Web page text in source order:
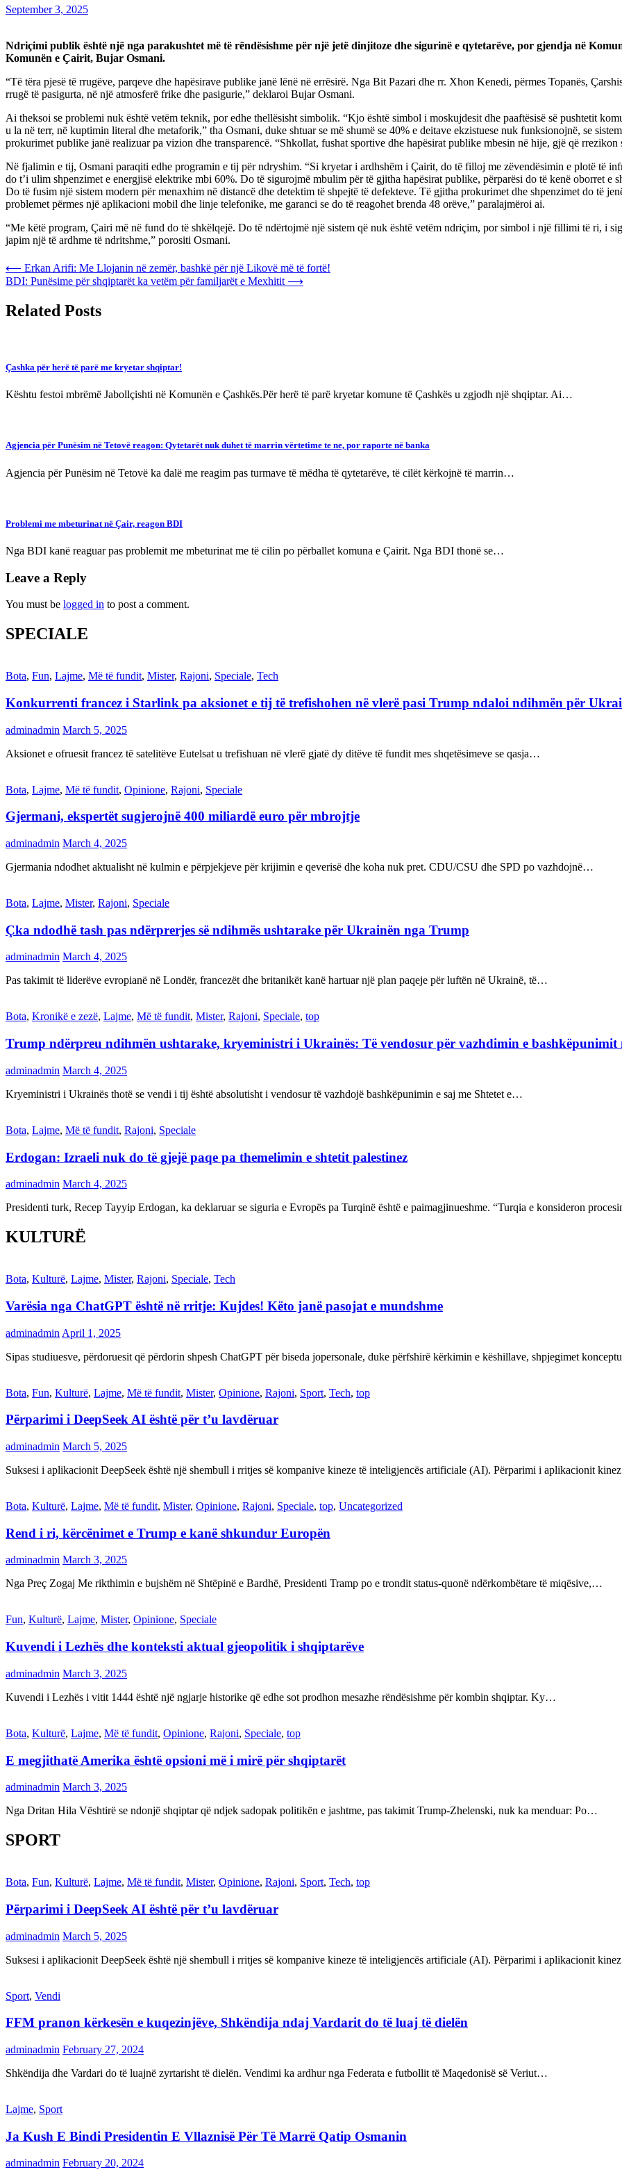
September 3, 2025
Ndriçimi publik është një nga parakushtet më të rëndësishme për një jetë dinjitoze dhe sigurinë e qytetarëve, por gjendja në
Komunën e Çairit, Bujar Osmani.
“Të tëra pjesë të rrugëve, parqeve dhe hapësirave publike janë lënë në errësirë. Nga Bit Pazari dhe rr. Xhon Kenedi, përmes Topanës,
rrugë të pasigurta, në një atmosferë frike dhe pasigurie,” deklaroi Bujar Osmani.
Ai theksoi se problemi nuk është vetëm teknik, por edhe thellësisht simbolik. “Kjo është simbol i moskujdesit dhe paaftësisë së pushtetit
u la në terr, në kuptimin literal dhe metaforik,” tha Osmani, duke shtuar se më shumë se 40% e deitave ekzistuese nuk funksionojnë, se
prokurimet publike janë realizuar pa vizion dhe transparencë. “Shkollat, fushat sportive dhe hapësirat publike mbesin në hije, gjë që
Në fjalimin e tij, Osmani paraqiti edhe programin e tij për ndryshim. “Si kryetar i ardhshëm i Çairit, do të filloj me zëvendësimin e plotë të
do t’i ulim shpenzimet e energjisë elektrike mbi 60%. Do të sigurojmë mbulim për të gjitha hapësirat publike, përparësi do të kenë oborret e
Do të fusim një sistem modern për menaxhim në distancë dhe detektim të shpejtë të defekteve. Të gjitha prokurimet dhe shpenzimet do të
problemet përmes një aplikacioni mobil dhe linje telefonike, me garanci se do të reagohet brenda 48 orëve,” paralajmëroi ai.
“Me këtë program, Çairi më në fund do të shkëlqejë. Do të ndërtojmë një sistem që nuk është vetëm ndriçim, por simbol i një fillimi të ri, i
japim një të ardhme të ndritshme,” porositi Osmani.
Post
navigation
⟵ Erkan Arifi: Me Llojanin në zemër, bashkë për një Likovë më të fortë!
BDI: Punësime për shqiptarët ka vetëm për familjarët e Mexhitit ⟶
Related Posts
Çashka për herë të parë me kryetar shqiptar!
Kështu festoi mbrëmë Jabollçishti në Komunën e Çashkës.Për herë të parë kryetar komune të Çashkës u zgjodh një shqiptar. Ai…
Agjencia për Punësim në Tetovë reagon: Qytetarët nuk duhet të marrin vërtetime te ne, por raporte në banka
Agjencia për Punësim në Tetovë ka dalë me reagim pas turmave të mëdha të qytetarëve, të cilët kërkojnë të marrin…
Problemi me mbeturinat në Çair, reagon BDI
Nga BDI kanë reaguar pas problemit me mbeturinat me të cilin po përballet komuna e Çairit. Nga BDI thonë se…
Leave a Reply
You must be logged in to post a comment.
SPECIALE
Bota, Fun, Lajme, Më të fundit, Mister, Rajoni, Speciale, Tech
Konkurrenti francez i Starlink pa aksionet e tij të trefishohen në vlerë pasi Trump ndaloi ndihmën për
adminadmin March 5, 2025
Aksionet e ofruesit francez të satelitëve Eutelsat u trefishuan në vlerë gjatë dy ditëve të fundit mes shqetësimeve se qasja…
Bota, Lajme, Më të fundit, Opinione, Rajoni, Speciale
Gjermani, ekspertët sugjerojnë 400 miliardë euro për mbrojtje
adminadmin March 4, 2025
Gjermania ndodhet aktualisht në kulmin e përpjekjeve për krijimin e qeverisë dhe koha nuk pret. CDU/CSU dhe SPD po vazhdojnë…
Bota, Lajme, Mister, Rajoni, Speciale
Çka ndodhë tash pas ndërprerjes së ndihmës ushtarake për Ukrainën nga Trump
adminadmin March 4, 2025
Pas takimit të liderëve evropianë në Londër, francezët dhe britanikët kanë hartuar një plan paqeje për luftën në Ukrainë, të…
Bota, Kronikë e zezë, Lajme, Më të fundit, Mister, Rajoni, Speciale, top
Trump ndërpreu ndihmën ushtarake, kryeministri i Ukrainës: Të vendosur për vazhdimin e bashkëpunimit
adminadmin March 4, 2025
Kryeministri i Ukrainës thotë se vendi i tij është absolutisht i vendosur të vazhdojë bashkëpunimin e saj me Shtetet e…
Bota, Lajme, Më të fundit, Rajoni, Speciale
Erdogan: Izraeli nuk do të gjejë paqe pa themelimin e shtetit palestinez
adminadmin March 4, 2025
Presidenti turk, Recep Tayyip Erdogan, ka deklaruar se siguria e Evropës pa Turqinë është e paimagjinueshme. “Turqia e konsideron
KULTURË
Bota, Kulturë, Lajme, Mister, Rajoni, Speciale, Tech
Varësia nga ChatGPT është në rritje: Kujdes! Këto janë pasojat e mundshme
adminadmin April 1, 2025
Sipas studiuesve, përdoruesit që përdorin shpesh ChatGPT për biseda jopersonale, duke përfshirë kërkimin e këshillave, shpjegimet
Bota, Fun, Kulturë, Lajme, Më të fundit, Mister, Opinione, Rajoni, Sport, Tech, top
Përparimi i DeepSeek AI është për t’u lavdëruar
adminadmin March 5, 2025
Suksesi i aplikacionit DeepSeek është një shembull i rritjes së kompanive kineze të inteligjencës artificiale (AI). Përparimi i aplikacionit
Bota, Kulturë, Lajme, Më të fundit, Mister, Opinione, Rajoni, Speciale, top, Uncategorized
Rend i ri, kërcënimet e Trump e kanë shkundur Europën
adminadmin March 3, 2025
Nga Preç Zogaj Me rikthimin e bujshëm në Shtëpinë e Bardhë, Presidenti Tramp po e trondit status-quonë ndërkombëtare të miqësive,…
Fun, Kulturë, Lajme, Mister, Opinione, Speciale
Kuvendi i Lezhës dhe konteksti aktual gjeopolitik i shqiptarëve
adminadmin March 3, 2025
Kuvendi i Lezhës i vitit 1444 është një ngjarje historike që edhe sot prodhon mesazhe rëndësishme për kombin shqiptar. Ky…
Bota, Kulturë, Lajme, Më të fundit, Opinione, Rajoni, Speciale, top
E megjithatë Amerika është opsioni më i mirë për shqiptarët
adminadmin March 3, 2025
Nga Dritan Hila Vështirë se ndonjë shqiptar që ndjek sadopak politikën e jashtme, pas takimit Trump-Zhelenski, nuk ka menduar: Po…
SPORT
Bota, Fun, Kulturë, Lajme, Më të fundit, Mister, Opinione, Rajoni, Sport, Tech, top
Përparimi i DeepSeek AI është për t’u lavdëruar
adminadmin March 5, 2025
Suksesi i aplikacionit DeepSeek është një shembull i rritjes së kompanive kineze të inteligjencës artificiale (AI). Përparimi i aplikacionit
Sport, Vendi
FFM pranon kërkesën e kuqezinjëve, Shkëndija ndaj Vardarit do të luaj të dielën
adminadmin February 27, 2024
Shkëndija dhe Vardari do të luajnë zyrtarisht të dielën. Vendimi ka ardhur nga Federata e futbollit të Maqedonisë së Veriut…
Lajme, Sport
Ja Kush E Bindi Presidentin E Vllaznisë Për Të Marrë Qatip Osmanin
adminadmin February 20, 2024